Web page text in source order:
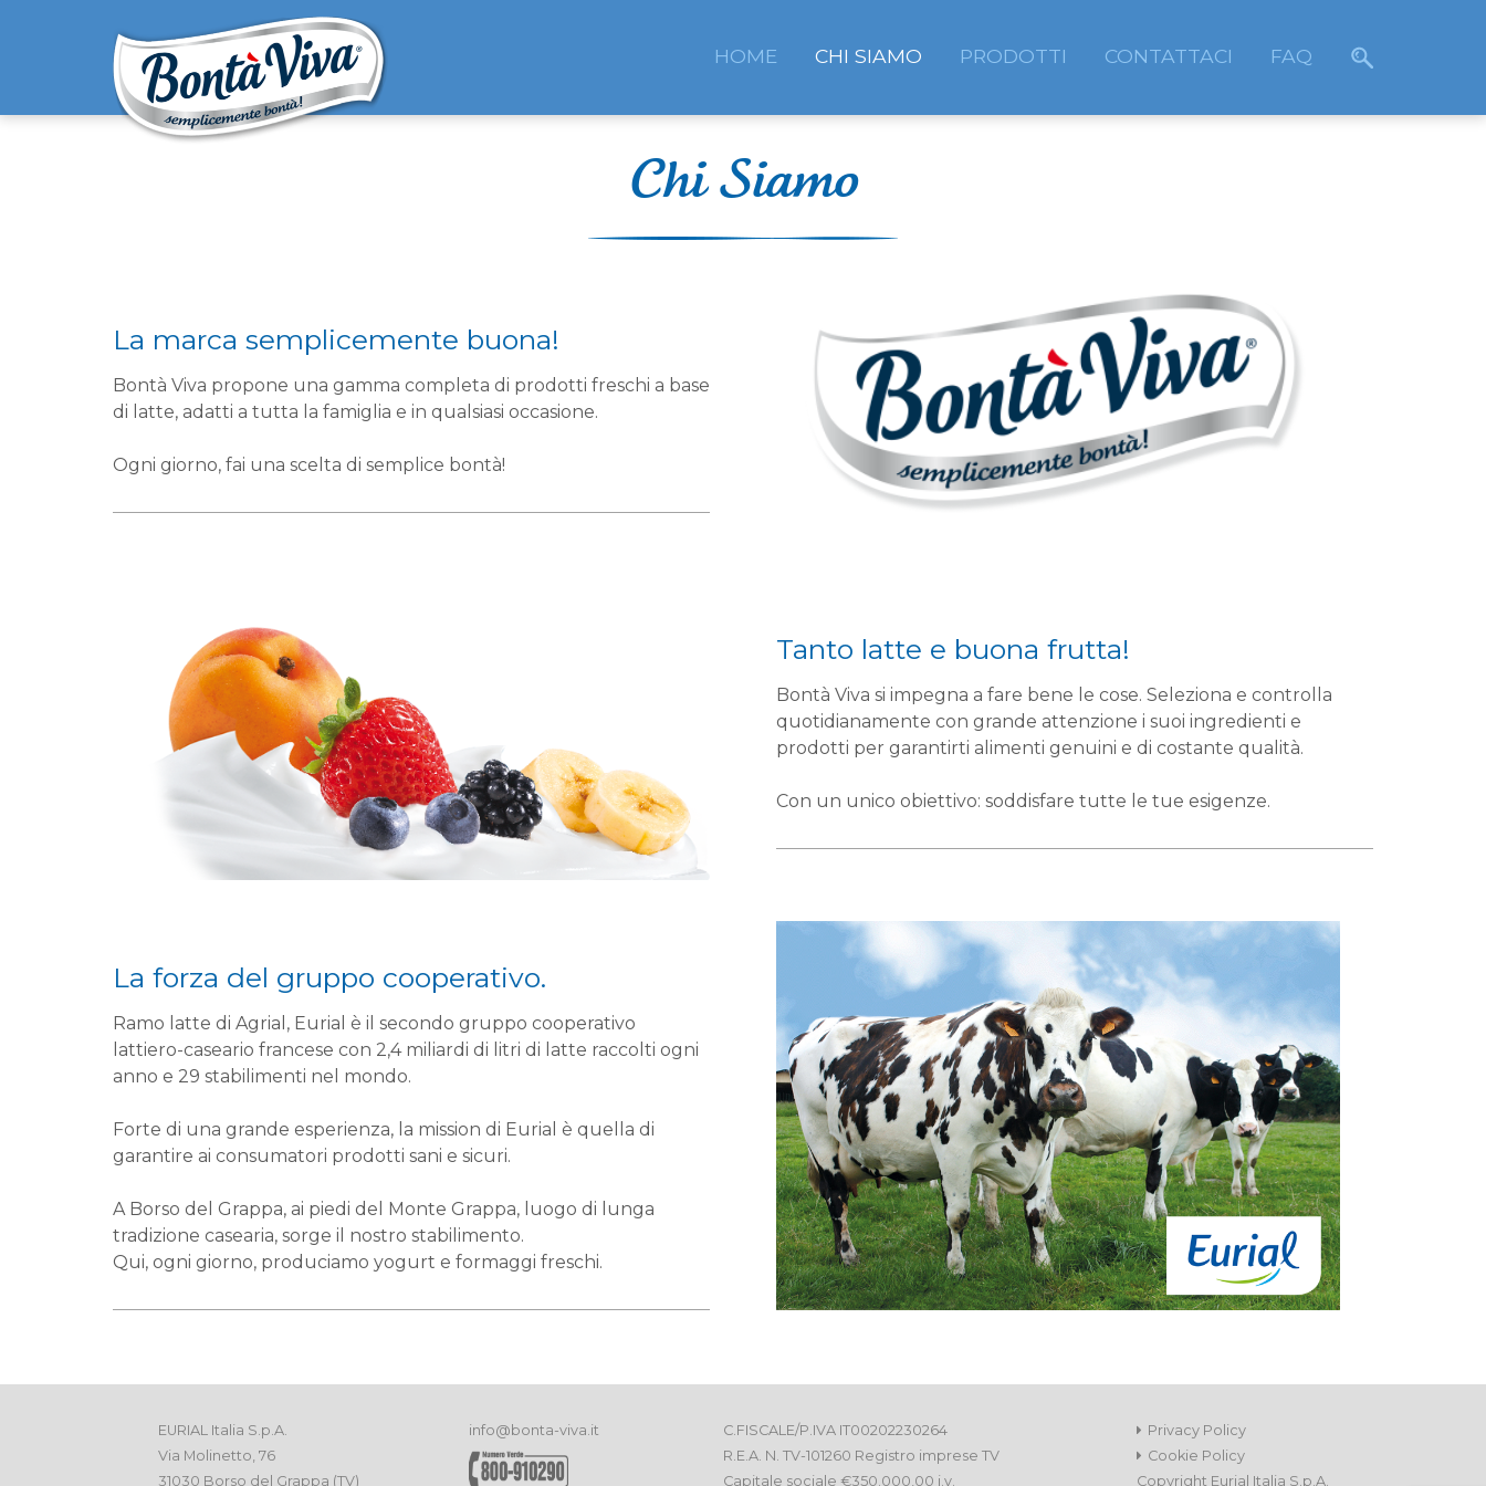
HOME CHI SIAMO PRODOTTI CONTATTACI FAQ
Chi Siamo
La marca semplicemente buona!
Bontà Viva propone una gamma completa di prodotti freschi a base
di latte, adatti a tutta la famiglia e in qualsiasi occasione.
Ogni giorno, fai una scelta di semplice bontà!
Tanto latte e buona frutta!
Bontà Viva si impegna a fare bene le cose. Seleziona e controlla
quotidianamente con grande attenzione i suoi ingredienti e
prodotti per garantirti alimenti genuini e di costante qualità.
Con un unico obiettivo: soddisfare tutte le tue esigenze.
La forza del gruppo cooperativo.
Ramo latte di Agrial, Eurial è il secondo gruppo cooperativo
lattiero-caseario francese con 2,4 miliardi di litri di latte raccolti ogni
anno e 29 stabilimenti nel mondo.
Forte di una grande esperienza, la mission di Eurial è quella di
garantire ai consumatori prodotti sani e sicuri.
A Borso del Grappa, ai piedi del Monte Grappa, luogo di lunga
tradizione casearia, sorge il nostro stabilimento.
Qui, ogni giorno, produciamo yogurt e formaggi freschi.
EURIAL Italia S.p.A.
Via Molinetto, 76
31030 Borso del Grappa (TV)
info@bonta-viva.it
C.FISCALE/P.IVA IT00202230264
R.E.A. N. TV-101260 Registro imprese TV
Capitale sociale €350.000,00 i.v.
Privacy Policy
Cookie Policy
Copyright Eurial Italia S.p.A.